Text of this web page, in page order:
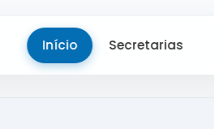
Início Secretarias